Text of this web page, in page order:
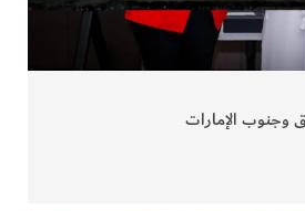
الإمارات